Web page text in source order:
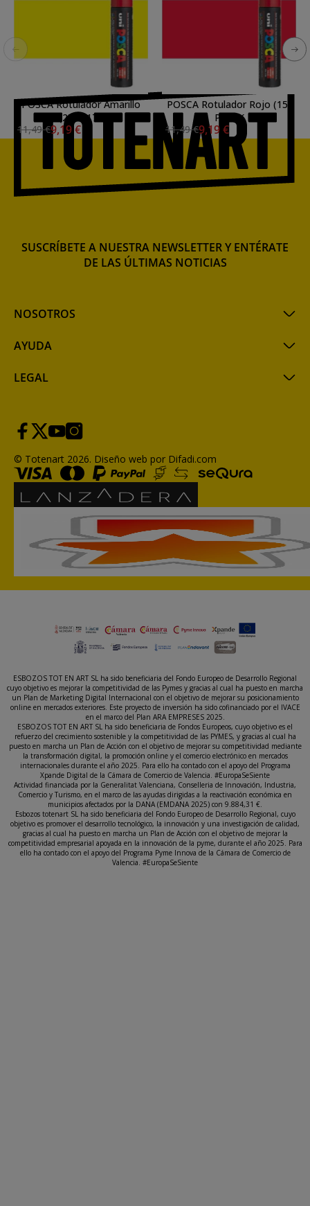
POSCA Rotulador Amarillo
(2) PC17K
11,49 €9,19 €
POSCA Rotulador Rojo (15)
PC17K
11,49 €9,19 €
NOSOTROS
AYUDA
LEGAL
SUSCRÍBETE A NUESTRA NEWSLETTER Y ENTÉRATE
DE LAS ÚLTIMAS NOTICIAS
© Totenart 2026. Diseño web por Difadi.com
ESBOZOS TOT EN ART SL ha sido beneficiaria del Fondo Europeo de Desarrollo Regional
cuyo objetivo es mejorar la competitividad de las Pymes y gracias al cual ha puesto en marcha
un Plan de Marketing Digital Internacional con el objetivo de mejorar su posicionamiento
online en mercados exteriores. Este proyecto de inversión ha sido cofinanciado por el IVACE
en el marco del Plan ARA EMPRESES 2025.
ESBOZOS TOT EN ART SL ha sido beneficiaria de Fondos Europeos, cuyo objetivo es el
refuerzo del crecimiento sostenible y la competitividad de las PYMES, y gracias al cual ha
puesto en marcha un Plan de Acción con el objetivo de mejorar su competitividad mediante
la transformación digital, la promoción online y el comercio electrónico en mercados
internacionales durante el año 2025. Para ello ha contado con el apoyo del Programa
Xpande Digital de la Cámara de Comercio de Valencia. #EuropaSeSiente
Actividad financiada por la Generalitat Valenciana, Conselleria de Innovación, Industria,
Comercio y Turismo, en el marco de las ayudas dirigidas a la reactivación económica en
municipios afectados por la DANA (EMDANA 2025) con 9.884,31 €.
Esbozos totenart SL ha sido beneficiaria del Fondo Europeo de Desarrollo Regional, cuyo
objetivo es promover el desarrollo tecnológico, la innovación y una investigación de calidad,
gracias al cual ha puesto en marcha un Plan de Acción con el objetivo de mejorar la
competitividad empresarial apoyada en la innovación de la pyme, durante el año 2025. Para
ello ha contado con el apoyo del Programa Pyme Innova de la Cámara de Comercio de
Valencia. #EuropaSeSiente